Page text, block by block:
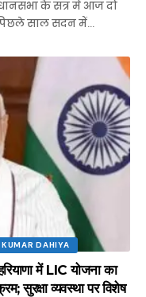
के सत्र में आज दो
साल सदन में…
DAHIYA
में LIC योजना का
सुरक्षा व्यवस्था पर विशेष